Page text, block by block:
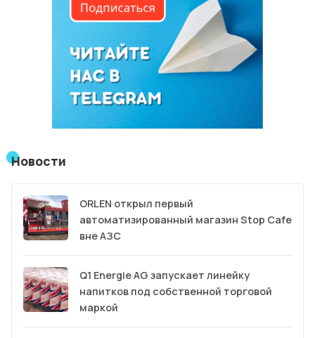
Новости
ORLEN открыл первый
автоматизированный магазин Stop Cafe
вне АЗС
Q1 Energie AG запускает линейку
напитков под собственной торговой
маркой